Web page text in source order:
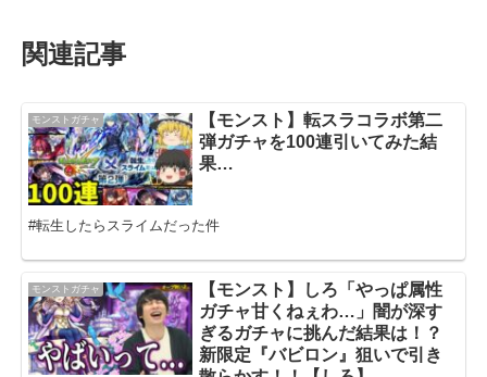
関連記事
モンストガチャ
【モンスト】転スラコラボ第二
弾ガチャを100連引いてみた結
果…
#転生したらスライムだった件
モンストガチャ
【モンスト】しろ「やっぱ属性
ガチャ甘くねぇわ…」闇が深す
ぎるガチャに挑んだ結果は！？
新限定『バビロン』狙いで引き